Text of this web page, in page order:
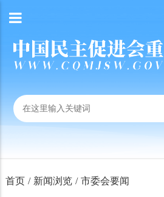
首页 / 新闻浏览 / 市委会要闻